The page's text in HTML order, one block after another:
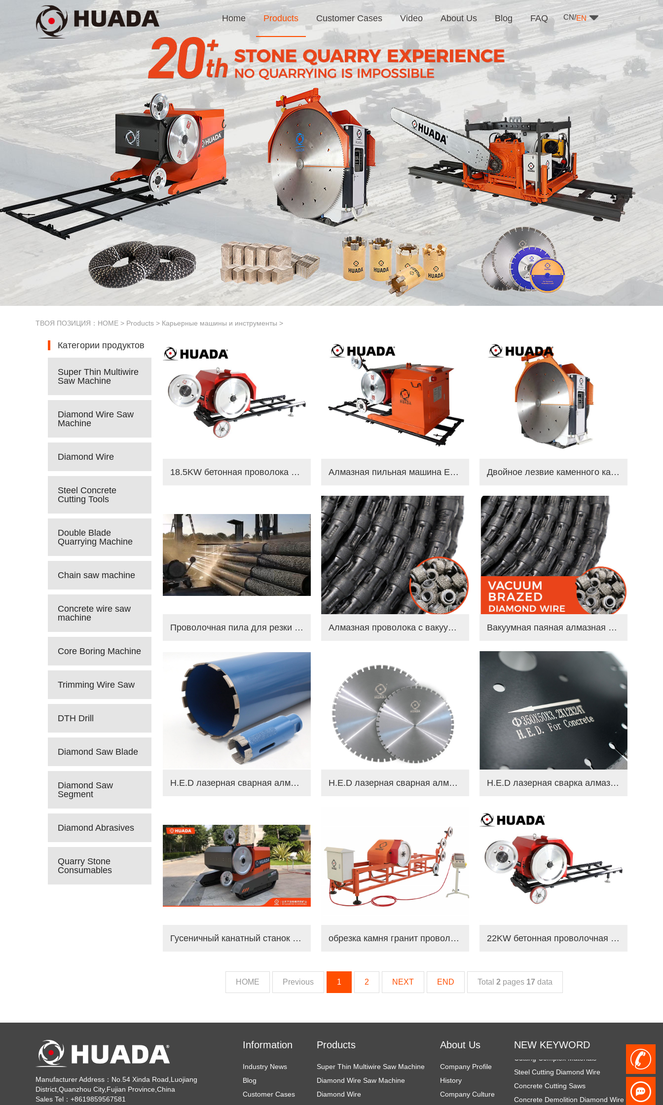
CN/EN
Home Products Customer Cases Video About Us Blog FAQ
ТВОЯ ПОЗИЦИЯ： HOME > Products > Карьерные машины и инструменты >
Категории продуктов
Super Thin Multiwire
Saw Machine
Diamond Wire Saw
Machine
Diamond Wire
Steel Concrete
Cutting Tools
Double Blade
Quarrying Machine
Chain saw machine
Concrete wire saw
machine
Core Boring Machine
Trimming Wire Saw
DTH Drill
Diamond Saw Blade
Diamond Saw
Segment
Diamond Abrasives
Quarry Stone
Consumables
18.5KW бетонная проволока пила резки машина Алмазная пильная машина Econetic Двойное лезвие каменного карьера режущая машина
Проволочная пила для резки стального бетона Алмазная проволока с вакуумной пайкой для резки железобетона Вакуумная паяная алмазная проволока для армированного бетона
H.E.D лазерная сварная алмазная буровая коронка для асфальта бетона H.E.D лазерная сварная алмазная пила для резки бетонной стены H.E.D лазерная сварка алмазное пильное полотно для асфальта
Гусеничный канатный станок с постоянным магнитом для резки карьерного камня обрезка камня гранит проволока пила резки машина 22KW бетонная проволочная пила машина
HOME Previous 1 2 NEXT END Total 2 pages 17 data
Manufacturer Address：No.54 Xinda Road,Luojiang
District,Quanzhou City,Fujian Province,China
Sales Tel：+8619859567581
NEW KEYWORD
Rope Saw for Metal
Cutting Complex Materials
Steel Cutting Diamond Wire
Concrete Cutting Saws
Concrete Demolition Diamond Wire
About Us
Company Profile
History
Company Culture
Products
Super Thin Multiwire Saw Machine
Diamond Wire Saw Machine
Diamond Wire
Information
Industry News
Blog
Customer Cases
+
8